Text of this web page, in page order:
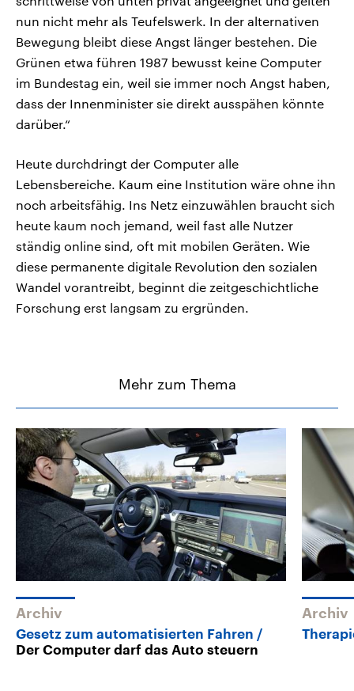
nun nicht mehr als Teufelswerk. In der alternativen
Bewegung bleibt diese Angst länger bestehen. Die
Grünen etwa führen 1987 bewusst keine Computer
im Bundestag ein, weil sie immer noch Angst haben,
dass der Innenminister sie direkt ausspähen könnte
darüber.“
Heute durchdringt der Computer alle
Lebensbereiche. Kaum eine Institution wäre ohne ihn
noch arbeitsfähig. Ins Netz einzuwählen braucht sich
heute kaum noch jemand, weil fast alle Nutzer
ständig online sind, oft mit mobilen Geräten. Wie
diese permanente digitale Revolution den sozialen
Wandel vorantreibt, beginnt die zeitgeschichtliche
Forschung erst langsam zu ergründen.
Mehr zum Thema
Archiv
Gesetz zum automatisierten Fahren
Der Computer darf das Auto steuern
Archiv